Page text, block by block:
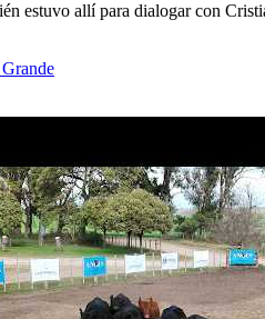
estuvo allí para dialogar con